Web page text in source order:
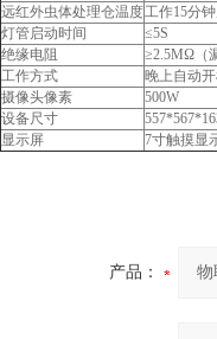
远红外虫体处理仓温度工作15分
灯管启动时间
≤5S
绝缘电阻
≥2.5MΩ（
工作方式
晚上自动
摄像头像素
500W
设备尺寸
显示屏
7寸触摸显
产品：